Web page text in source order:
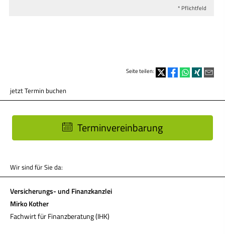
* Pflichtfeld
Seite teilen:
jetzt Termin buchen
Terminvereinbarung
Wir sind für Sie da:
Versicherungs- und Finanzkanzlei
Mirko Kother
Fachwirt für Finanzberatung (IHK)